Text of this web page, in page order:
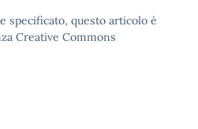
specificato, questo articolo è
Creative Commons